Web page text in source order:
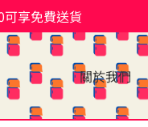
享免費送貨
關於我們